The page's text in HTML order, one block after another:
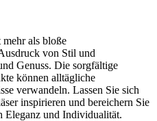
als bloße
von Stil und
Genuss. Die sorgfältige
können alltägliche
verwandeln. Lassen Sie sich
inspirieren und bereichern Sie
Eleganz und Individualität.